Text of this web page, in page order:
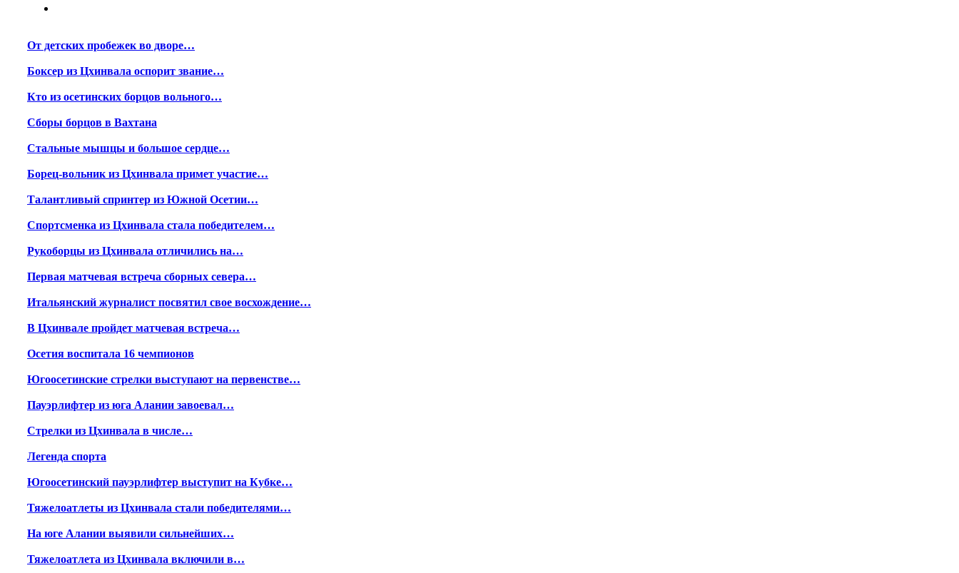
От детских пробежек во дворе…
Боксер из Цхинвала оспорит звание…
Кто из осетинских борцов вольного…
Сборы борцов в Вахтана
Стальные мышцы и большое сердце…
Борец-вольник из Цхинвала примет участие…
Талантливый спринтер из Южной Осетии…
Спортсменка из Цхинвала стала победителем…
Рукоборцы из Цхинвала отличились на…
Первая матчевая встреча сборных севера…
Итальянский журналист посвятил свое восхождение…
В Цхинвале пройдет матчевая встреча…
Осетия воспитала 16 чемпионов
Югоосетинские стрелки выступают на первенстве…
Пауэрлифтер из юга Алании завоевал…
Стрелки из Цхинвала в числе…
Легенда спорта
Югоосетинский пауэрлифтер выступит на Кубке…
Тяжелоатлеты из Цхинвала стали победителями…
На юге Алании выявили сильнейших…
Тяжелоатлета из Цхинвала включили в…